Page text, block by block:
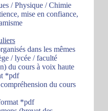
/ Physique / Chimie
mise en confiance,
dans les mêmes
/ lycée / faculté
du cours à voix haute
*pdf
du cours
*pdf